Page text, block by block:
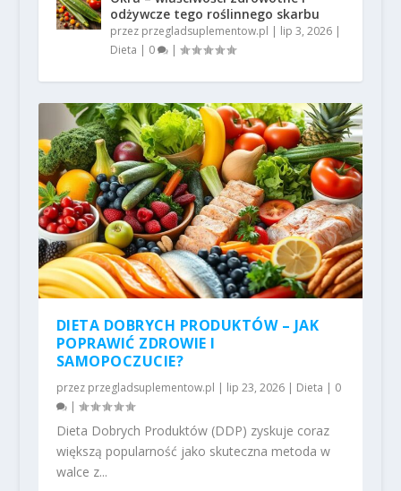
odżywcze tego roślinnego skarbu
przez przegladsuplementow.pl | lip 3, 2026|
Dieta | 0 |
DIETA DOBRYCH PRODUKTÓW – JAK
POPRAWIĆ ZDROWIE I
SAMOPOCZUCIE?
przez przegladsuplementow.pl | lip 23, 2026| Dieta | 0
|
Dieta Dobrych Produktów (DDP) zyskuje coraz
większą popularność jako skuteczna metoda w
walce z...